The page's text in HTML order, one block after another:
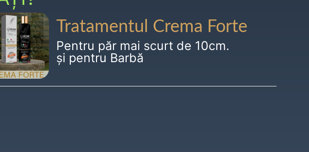
Tratamentul Crema Forte
Pentru păr mai scurt de 10cm.
și pentru Barbă